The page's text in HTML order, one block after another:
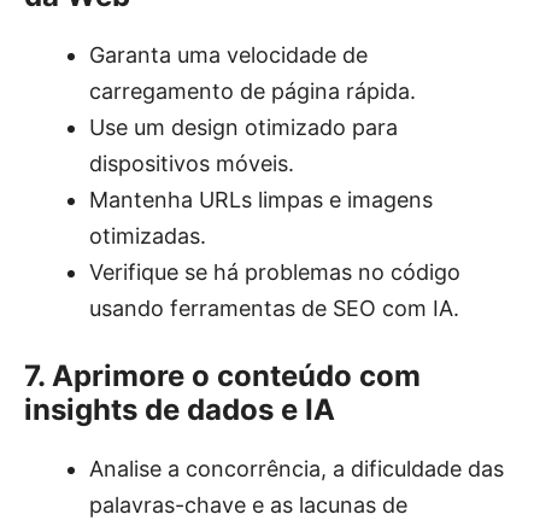
Garanta uma velocidade de
carregamento de página rápida.
Use um design otimizado para
dispositivos móveis.
Mantenha URLs limpas e imagens
otimizadas.
Verifique se há problemas no código
usando ferramentas de SEO com IA.
7. Aprimore o conteúdo com
insights de dados e IA
Analise a concorrência, a dificuldade das
palavras-chave e as lacunas de